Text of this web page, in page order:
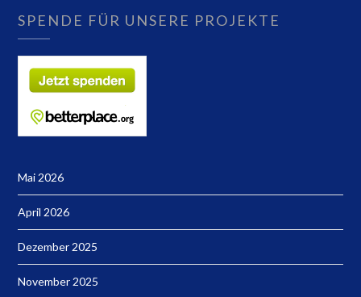
SPENDE FÜR UNSERE PROJEKTE
Mai 2026
April 2026
Dezember 2025
November 2025